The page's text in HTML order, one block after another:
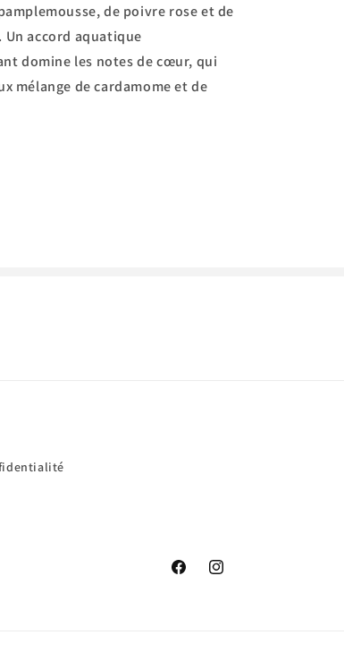
de poivre rose et de
Un accord aquatique
domine les notes de cœur, qui
mélange de cardamome et de
FacebookInstagram